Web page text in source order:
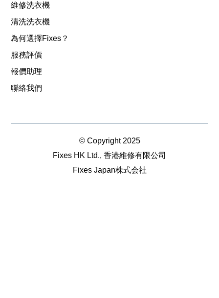
維修洗衣機
清洗洗衣機
為何選擇Fixes？
服務評價
報價助理
聯絡我們
© Copyright 2025
Fixes HK Ltd., 香港維修有限公司
Fixes Japan株式会社